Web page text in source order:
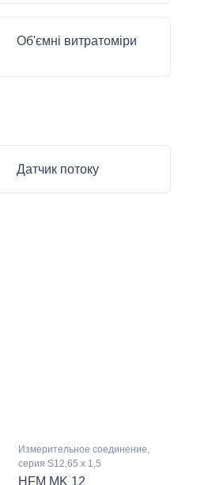
Об'ємні витратоміри
Датчик потоку
Измерительное соединение,
серия S12,65 x 1,5
HFM MK 12